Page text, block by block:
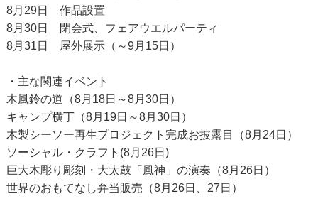
8月29日 作品設置
8月30日 閉会式、フェアウエルパーティ
8月31日 屋外展示（～9月15日）
・主な関連イベント
木風鈴の道（8月18日～8月30日）
キャンプ横丁（8月19日～8月30日）
木製シーソー再生プロジェクト完成お披露目（8月24日）
ソーシャル・クラフト(8月26日)
巨大木彫り彫刻・大太鼓「風神」の演奏（8月26日）
世界のおもてなし弁当販売（8月26日、27日）